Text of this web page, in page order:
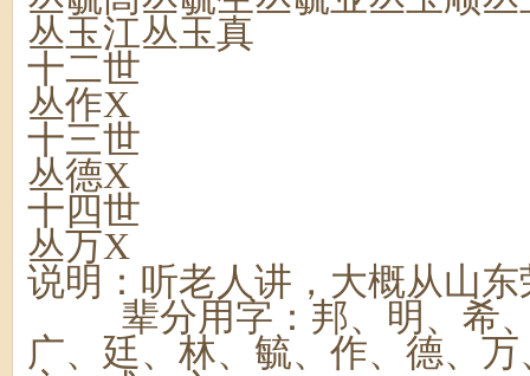
丛玉江丛玉真
十二世
丛作X
十三世
丛德X
十四世
丛万X
说明：听老人讲，大概从山
辈分用字：邦、明、希、
广、廷、林、毓、作、德、